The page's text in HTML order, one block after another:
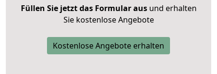
Füllen Sie jetzt das Formular ausund erhalten
Sie kostenlose Angebote
Kostenlose Angebote erhalten